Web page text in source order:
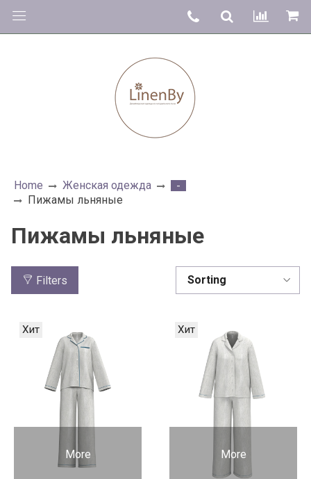
Home Женская одежда
-
Пижамы льняные
Пижамы льняные
Filters
More
Хит
More
Хит